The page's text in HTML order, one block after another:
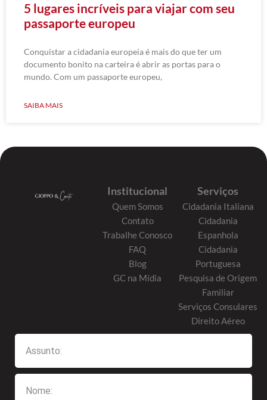
5 lugares incríveis para viajar com seu
passaporte europeu
Conquistar a cidadania europeia é mais do que ter um
documento bonito na carteira é abrir as portas para o
mundo. Com um passaporte europeu,
SAIBA MAIS
Institucional
Quem Somos
Contato
Trabalhe Conosco
FAQ
Blog
GC na Mídia
Serviços
Cidadania Italiana
Cidadania
Espanhola
Cidadania
Portuguesa
Pesquisa de Origem
Familiar
Serviços Consulares
Direito Aéreo